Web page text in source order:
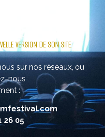
VERSION DE SON SITE.
sur nos réseaux, ou
nous
:
26 05